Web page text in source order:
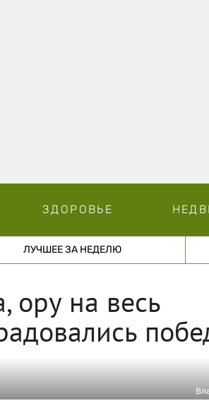
ЗДОРОВЬЕ
ЛУЧШЕЕ ЗА НЕДЕЛЮ
ору на весь